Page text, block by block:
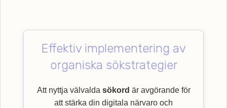
Effektiv implementering av
organiska sökstrategier
Att nyttja välvalda sökord är avgörande för
att stärka din digitala närvaro och